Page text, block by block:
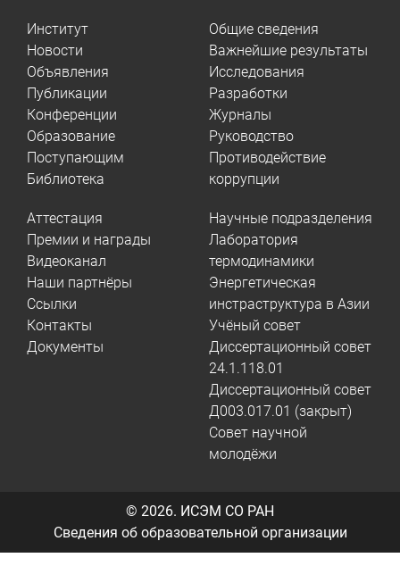
Институт
Новости
Объявления
Публикации
Конференции
Образование
Поступающим
Библиотека
Общие сведения
Важнейшие результаты
Исследования
Разработки
Журналы
Руководство
Противодействие
коррупции
Аттестация
Премии и награды
Видеоканал
Наши партнёры
Ссылки
Контакты
Документы
Научные подразделения
Лаборатория
термодинамики
Энергетическая
инстраструктура в Азии
Учёный совет
Диссертационный совет
24.1.118.01
Диссертационный совет
Д003.017.01 (закрыт)
Совет научной
молодёжи
© 2026. ИСЭМ СО РАН
Сведения об образовательной организации